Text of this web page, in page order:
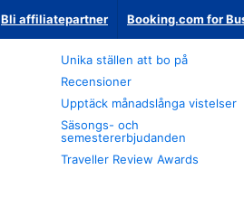
Bli affiliatepartner Booking.com for
Unika ställen att bo på
Recensioner
Upptäck månadslånga vistelser
Säsongs- och
semestererbjudanden
Traveller Review Awards